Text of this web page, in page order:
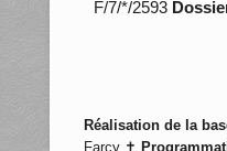
F/7/*/2593
Réalisation de la
Farcy ✝